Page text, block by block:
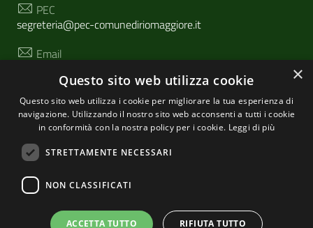
PEC
segreteria@pec-comunediriomaggiore.it
Email
SEGUICI SU
Sezione Link Utili
Privacy | Cookie policy | Realizzato con
Tema grafico ItaliaWP2 | Basato sul Prototipo per siti
×
Questo sito web utilizza cookie
Questo sito web utilizza i cookie per migliorare la tua esperienza di
navigazione. Utilizzando il nostro sito web acconsenti a tutti i cookie
in conformità con la nostra policy per i cookie. Leggi di più
STRETTAMENTE NECESSARI
NON CLASSIFICATI
ACCETTA TUTTO RIFIUTA TUTTO